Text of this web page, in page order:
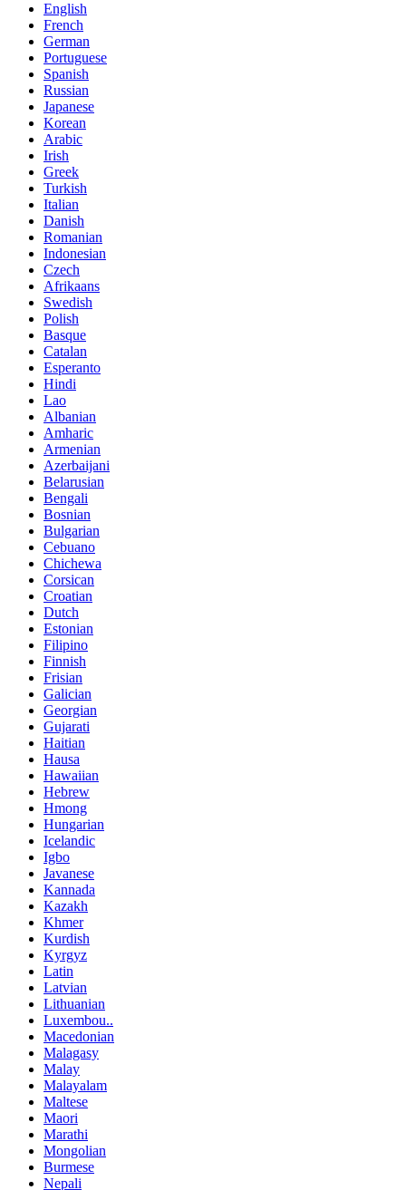
English
French
German
Portuguese
Spanish
Russian
Japanese
Korean
Arabic
Irish
Greek
Turkish
Italian
Danish
Romanian
Indonesian
Czech
Afrikaans
Swedish
Polish
Basque
Catalan
Esperanto
Hindi
Lao
Albanian
Amharic
Armenian
Azerbaijani
Belarusian
Bengali
Bosnian
Bulgarian
Cebuano
Chichewa
Corsican
Croatian
Dutch
Estonian
Filipino
Finnish
Frisian
Galician
Georgian
Gujarati
Haitian
Hausa
Hawaiian
Hebrew
Hmong
Hungarian
Icelandic
Igbo
Javanese
Kannada
Kazakh
Khmer
Kurdish
Kyrgyz
Latin
Latvian
Lithuanian
Luxembou..
Macedonian
Malagasy
Malay
Malayalam
Maltese
Maori
Marathi
Mongolian
Burmese
Nepali